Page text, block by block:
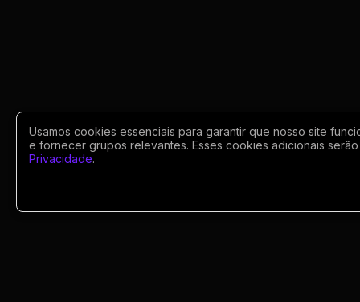
Usamos cookies essenciais para garantir que nosso site
e fornecer grupos relevantes. Esses cookies adicionais
Privacidade.